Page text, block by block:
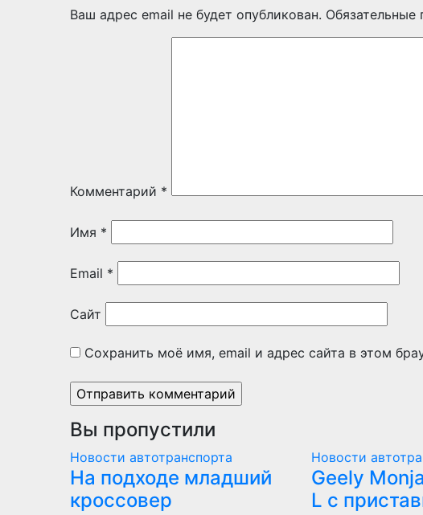
Ваш адрес email не будет опубликован. Обязательные
Комментарий *
Имя *
Email *
Сайт
Сохранить моё имя, email и адрес сайта в этом
Вы пропустили
Новости автотранспорта
На подходе младший
кроссовер
Новости
Geely
L с